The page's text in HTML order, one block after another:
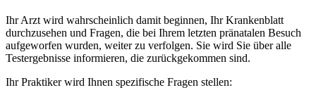
Ihr Arzt wird wahrscheinlich damit beginnen, Ihr Krankenblatt
durchzusehen und Fragen, die bei Ihrem letzten pränatalen Besuch
aufgeworfen wurden, weiter zu verfolgen. Sie wird Sie über alle
Testergebnisse informieren, die zurückgekommen sind.
Ihr Praktiker wird Ihnen spezifische Fragen stellen: